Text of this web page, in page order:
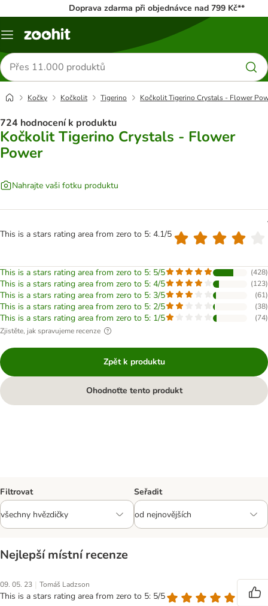
Doprava zdarma při objednávce nad 799 Kč**
Menu
Hledat
produkty
Kočky Kočkolit Tigerino Kočkolit Tigerino Crystals - Flower
724 hodnocení k produktu
Kočkolit Tigerino Crystals - Flower
Power
Nahrajte vaši fotku produktu
This is a stars rating area from zero to 5: 4.1/5
This is a stars rating area from zero to 5: 5/5 (428)
This is a stars rating area from zero to 5: 4/5 (123)
This is a stars rating area from zero to 5: 3/5 (61)
This is a stars rating area from zero to 5: 2/5 (38)
This is a stars rating area from zero to 5: 1/5 (74)
Zjistěte, jak spravujeme recenze
Zpět k produktu
Ohodnoťte tento produkt
Filtrovat Seřadit
Nejlepší místní recenze
09. 05. 23 | Tomáš Ladzson
This is a stars rating area from zero to 5: 5/5